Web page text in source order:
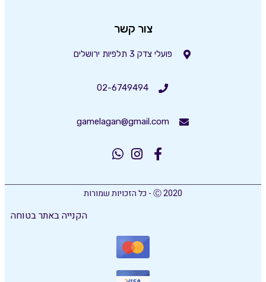
צור קשר
פועלי צדק 3 תלפיות ירושלים
02-6749494
gamelagan@gmail.com
Ⓒ 2020 - כל הזכויות שמורות
הקנייה באתר בטוחה